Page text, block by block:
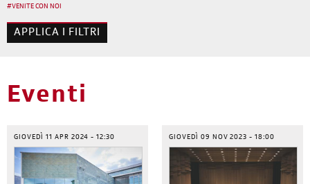
#VENITE CON NOI
Eventi
GIOVEDÌ 11 APR 2024 - 12:30 GIOVEDÌ 09 NOV 2023 - 18:00